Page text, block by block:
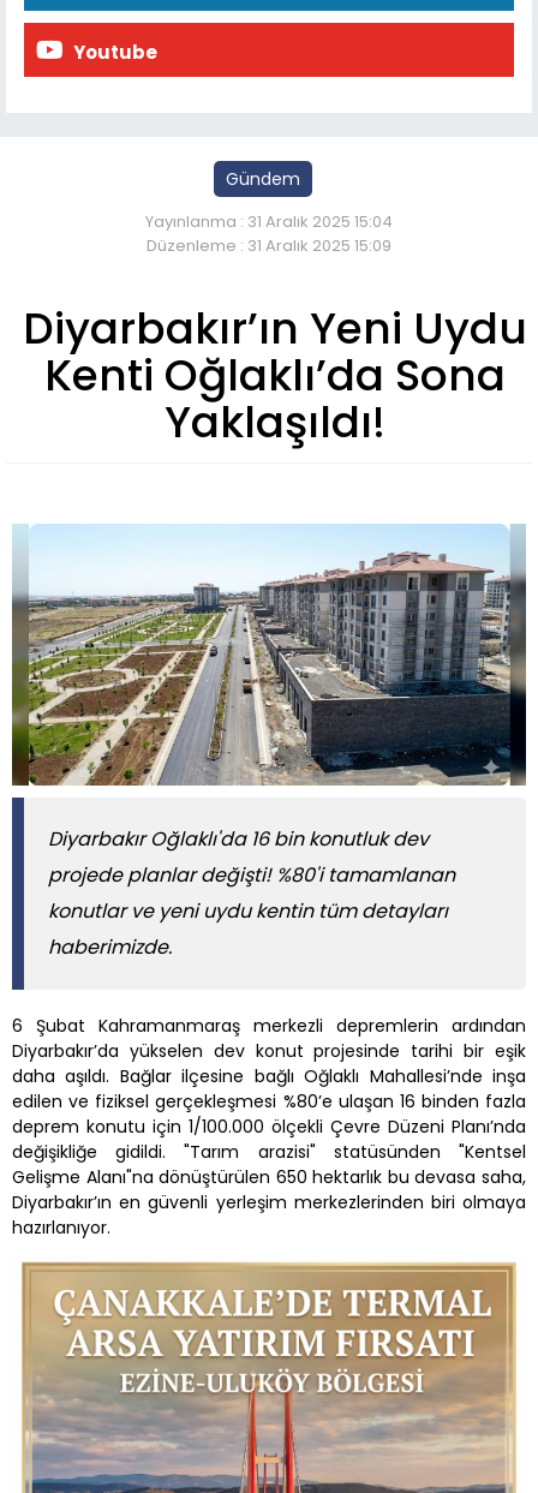
Youtube
Gündem
Yayınlanma : 31 Aralık 2025 15:04
Düzenleme : 31 Aralık 2025 15:09
Diyarbakır’ın Yeni Uydu
Kenti Oğlaklı’da Sona
Yaklaşıldı!
Diyarbakır Oğlaklı'da 16 bin konutluk dev
projede planlar değişti! %80'i tamamlanan
konutlar ve yeni uydu kentin tüm detayları
haberimizde.
6 Şubat Kahramanmaraş merkezli depremlerin ardından
Diyarbakır’da yükselen dev konut projesinde tarihi bir eşik
daha aşıldı. Bağlar ilçesine bağlı Oğlaklı Mahallesi’nde inşa
edilen ve fiziksel gerçekleşmesi %80’e ulaşan 16 binden fazla
deprem konutu için 1/100.000 ölçekli Çevre Düzeni Planı’nda
değişikliğe gidildi. "Tarım arazisi" statüsünden "Kentsel
Gelişme Alanı"na dönüştürülen 650 hektarlık bu devasa saha,
Diyarbakır’ın en güvenli yerleşim merkezlerinden biri olmaya
hazırlanıyor.